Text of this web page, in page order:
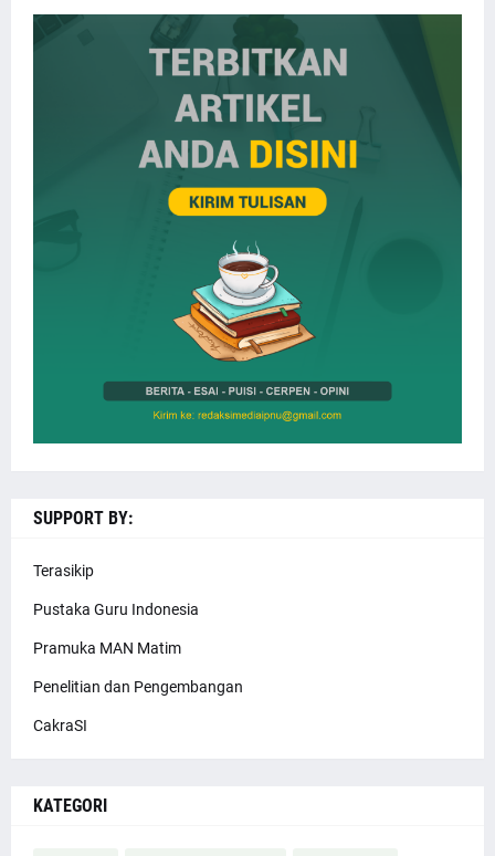
SUPPORT BY:
Terasikip
Pustaka Guru Indonesia
Pramuka MAN Matim
Penelitian dan Pengembangan
CakraSI
KATEGORI